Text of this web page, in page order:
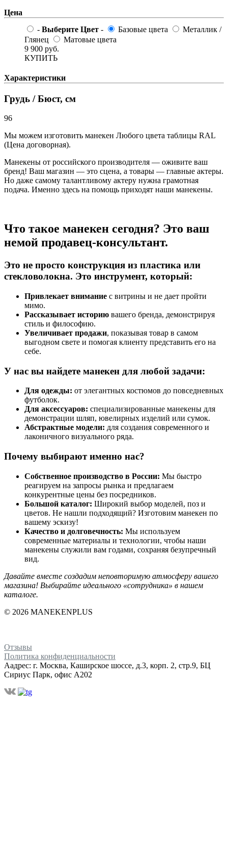
Цена
- Выберите Цвет - Базовые цвета
Металлик /
Глянец
Матовые цвета
9 900 руб.
КУПИТЬ
Характеристики
Грудь / Бюст, см
96
Мы можем изготовить манекен Любого цвета таблицы RAL
(Цена договорная).
Манекены от российского производителя — оживите ваш
бренд! Ваш магазин — это сцена, а товары — главные актеры.
Но даже самому талантливому актеру нужна грамотная
подача. Именно здесь на помощь приходят наши манекены.
Что такое манекен сегодня? Это ваш
немой продавец-консультант.
Это не просто конструкция из пластика или
стекловолокна. Это инструмент, который:
Привлекает внимание с витрины и не дает пройти
мимо.
Рассказывает историю вашего бренда, демонстрируя
стиль и философию.
Увеличивает продажи, показывая товар в самом
выгодном свете и помогая клиенту представить его на
себе.
У нас вы найдете манекен для любой задачи:
Для одежды: от элегантных костюмов до повседневных
футболок.
Для аксессуаров: специализированные манекены для
демонстрации шляп, ювелирных изделий или сумок.
Абстрактные модели: для создания современного и
лаконичного визуального ряда.
Почему выбирают именно нас?
Собственное производство в России: Мы быстро
реагируем на запросы рынка и предлагаем
конкурентные цены без посредников.
Большой каталог: Широкий выбор моделей, поз и
цветов. Не нашли подходящий? Изготовим манекен по
вашему эскизу!
Качество и долговечность: Мы используем
современные материалы и технологии, чтобы наши
манекены служили вам годами, сохраняя безупречный
вид.
Давайте вместе создадим неповторимую атмосферу вашего
магазина! Выбирайте идеального «сотрудника» в нашем
каталоге.
© 2026 MANEKENPLUS
Отзывы
Политика конфиденциальности
Аадрес: г. Москва, Каширское шоссе, д.3, корп. 2, стр.9, БЦ
Сириус Парк, офис А202